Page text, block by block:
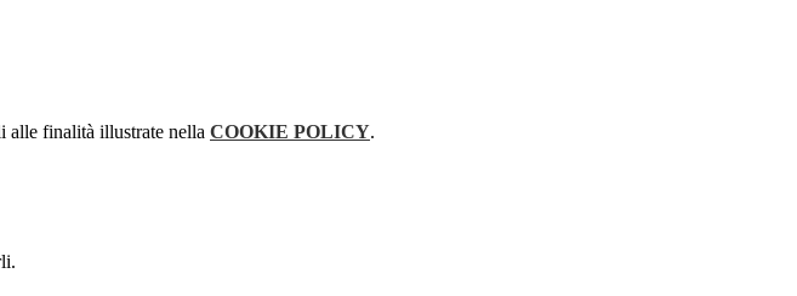
alle finalità illustrate nella COOKIE POLICY.